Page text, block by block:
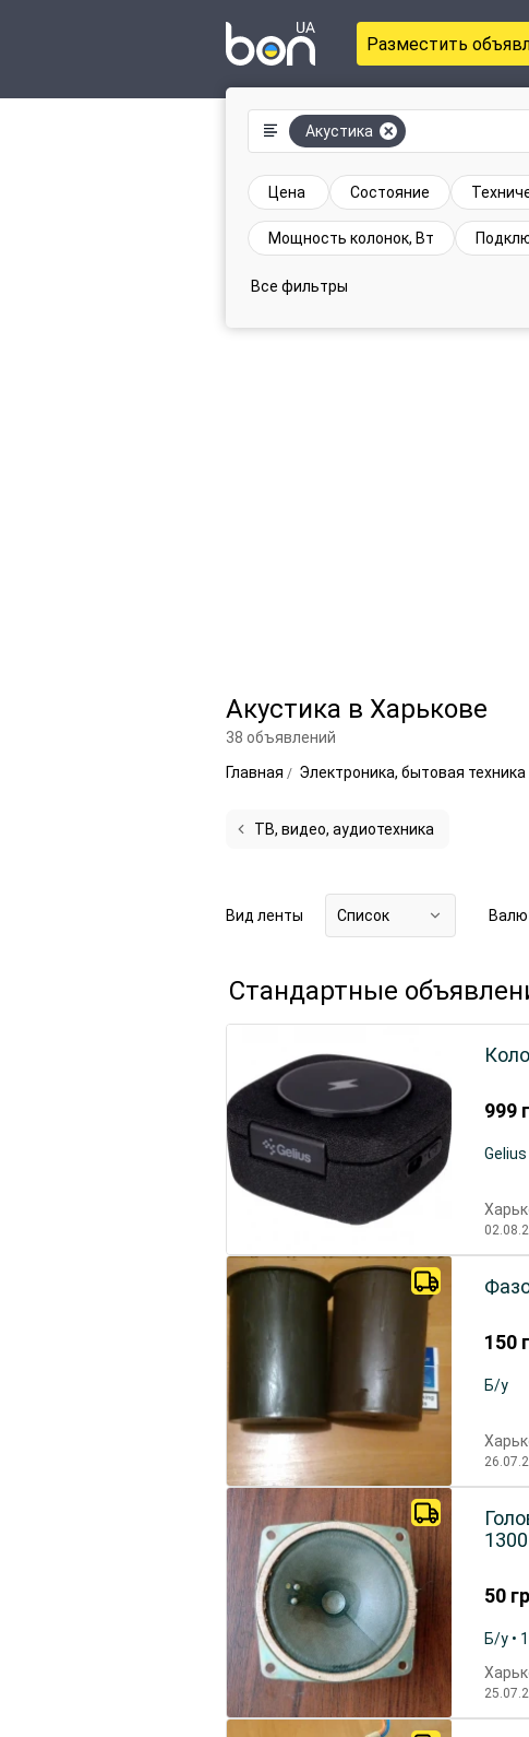
Разместить
Акустика
Цена Состояние
Мощность колонок, Вт
Все фильтры
Акустика в Харькове
38 объявлений
Главная
Электроника, бытовая техника
ТВ, видео, аудиотехника
Вид ленты Список
Стандартные
999
150
Б/у
50
Б/у •